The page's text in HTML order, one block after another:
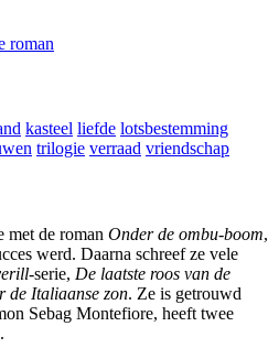
roman
kasteel liefde lotsbestemming
trilogie verraad vriendschap
met de roman Onder de ombu-boom,
werd. Daarna schreef ze vele
-serie, De laatste roos van de
de Italiaanse zon. Ze is getrouwd
Sebag Montefiore, heeft twee